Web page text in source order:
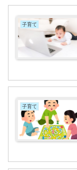
子育て
子育て